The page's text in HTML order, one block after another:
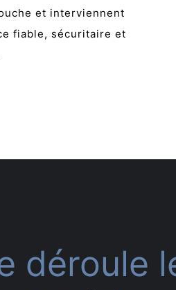
et interviennent
fiable, sécuritaire et
déroule